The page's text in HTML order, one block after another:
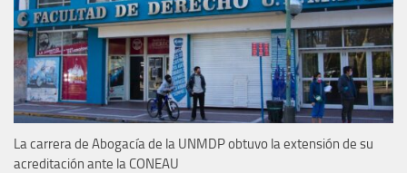
La carrera de Abogacía de la UNMDP obtuvo la extensión de su
acreditación ante la CONEAU